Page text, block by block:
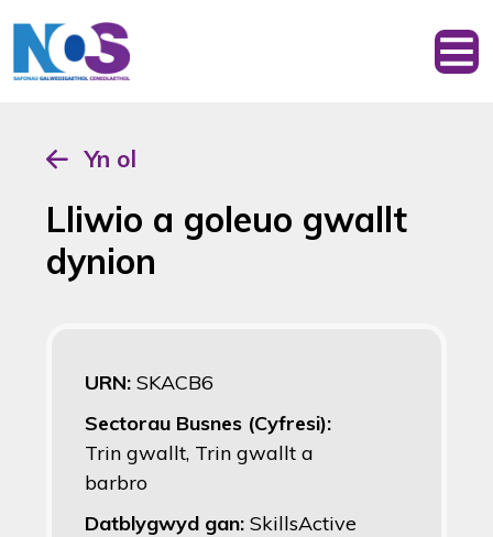
Yn ol
Lliwio a goleuo gwallt
dynion
URN: SKACB6
Sectorau Busnes (Cyfresi):
Trin gwallt, Trin gwallt a
barbro
Datblygwyd gan: SkillsActive